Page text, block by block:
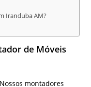
Iranduba AM?
de Móveis
Nossos montadores